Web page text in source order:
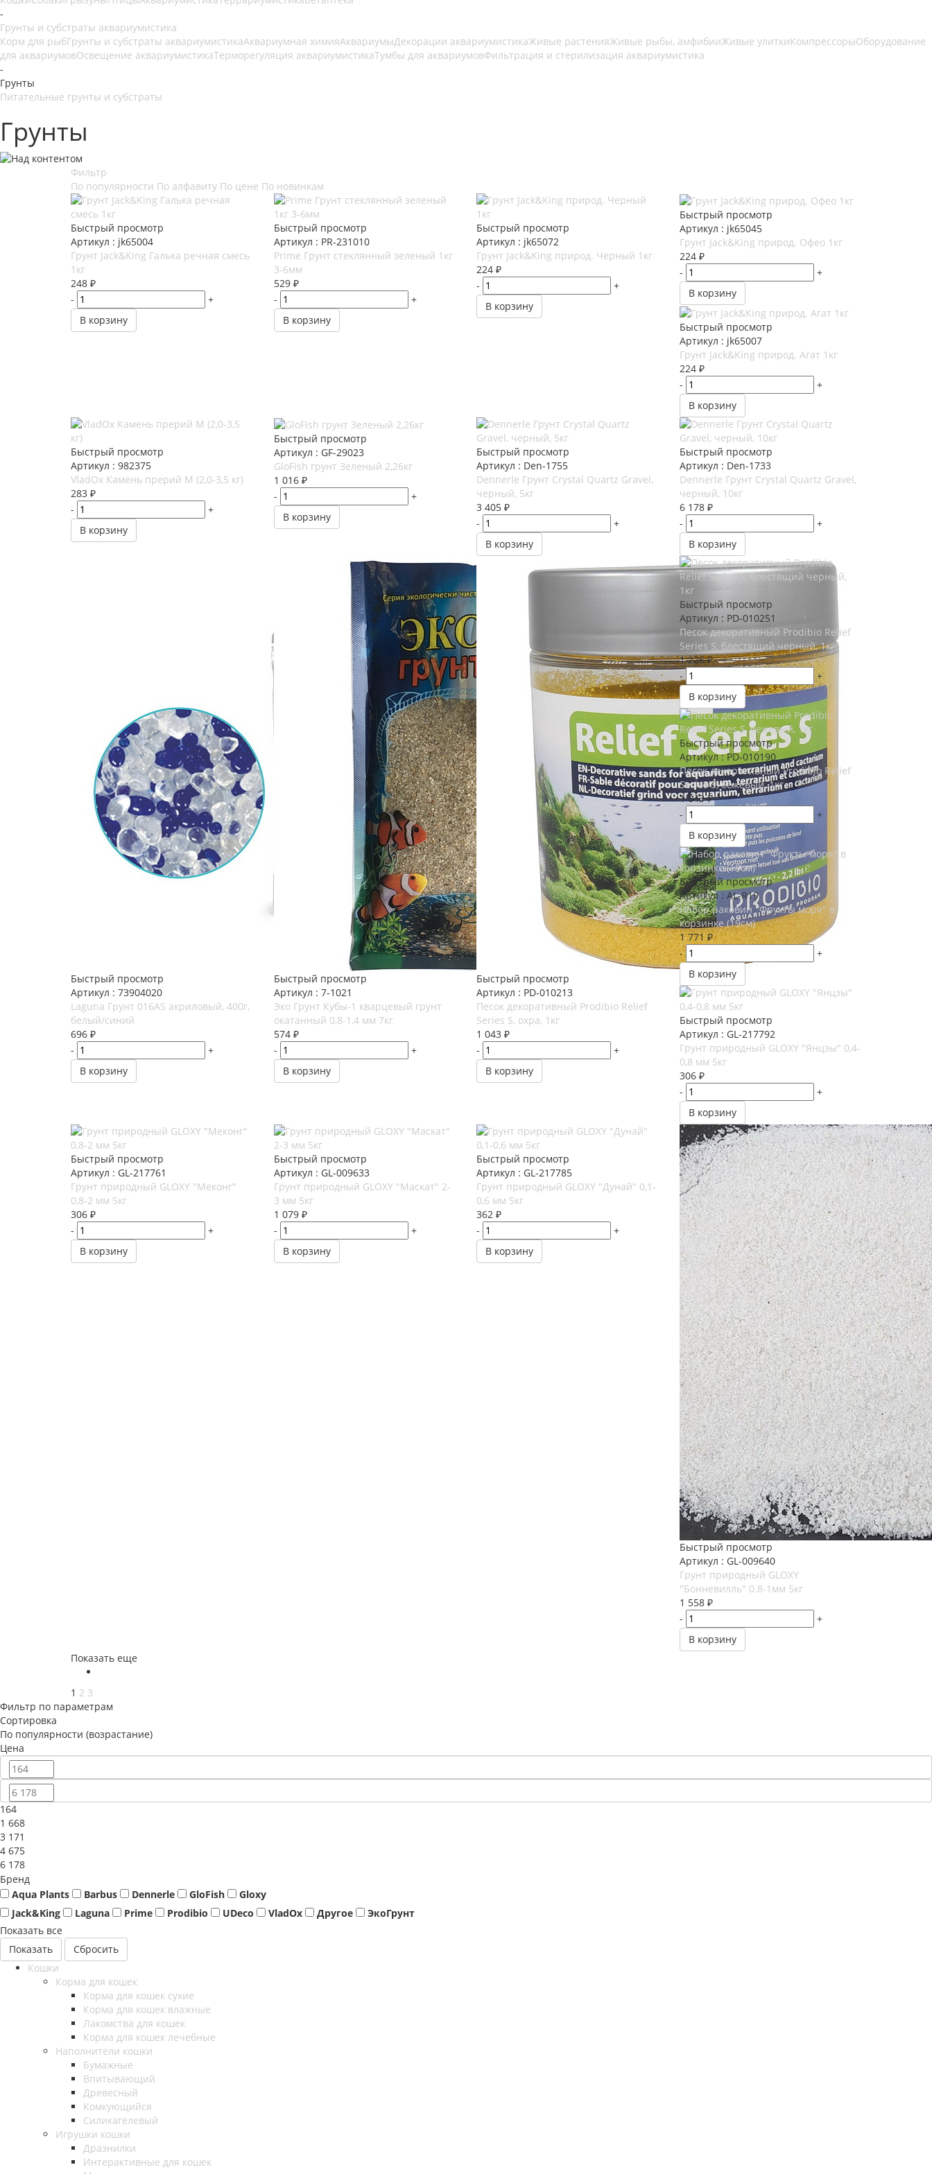
-
Грунты и субстраты аквариумистика
Корм для рыбГрунты и субстраты аквариумистикаАквариумная химияАквариумыДекорации аквариумистикаЖивые растенияЖивые рыбы, амфибииЖивые улиткиКомпрессорыОборудование
для аквариумовОсвещение аквариумистикаТерморегуляция аквариумистикаТумбы для аквариумовФильтрация и стерилизация аквариумистика
-
Грунты
Питательные грунты и субстраты
Грунты
Фильтр
По популярности По алфавиту По цене По новинкам
Быстрый просмотр
Артикул : jk65004
Грунт Jack&King Галька речная смесь
1кг
248 ₽
-
+
В корзину
Быстрый просмотр
Артикул : PR-231010
Prime Грунт стеклянный зеленый 1кг
3-6мм
529₽
-
+
В корзину
Быстрый просмотр
Артикул : jk65072
Грунт Jack&King природ. Черный 1кг
224 ₽
-
+
В корзину
Быстрый просмотр
Артикул : jk65045
Грунт Jack&King природ. Офео 1кг
224₽
-
+
В корзину
Быстрый просмотр
Артикул : jk65007
Грунт Jack&King природ. Агат 1кг
224₽
-
+
В корзину
Быстрый просмотр
Артикул : 982375
VladOx Камень прерий M (2,0-3,5 кг)
283 ₽
-
+
В корзину
Быстрый просмотр
Артикул : GF-29023
GloFish грунт Зеленый 2,26кг
1 016₽
-
+
В корзину
Быстрый просмотр
Артикул : Den-1755
Dennerle Грунт Crystal Quartz Gravel,
черный, 5кг
3 405 ₽
-
+
В корзину
Быстрый просмотр
Артикул : Den-1733
Dennerle Грунт Crystal Quartz Gravel,
черный, 10кг
6 178₽
-
+
В корзину
Быстрый просмотр
Артикул : 73904020
Laguna Грунт 016AS акриловый, 400г,
белый/синий
696 ₽
-
+
В корзину
Быстрый просмотр
Артикул : 7-1021
Эко Грунт Кубы-1 кварцевый грунт
окатанный 0,8-1,4 мм 7кг
574₽
-
+
В корзину
Быстрый просмотр
Артикул : PD-010213
Песок декоративный Prodibio Relief
Series S, охра, 1кг
1 043 ₽
-
+
В корзину
Быстрый просмотр
Артикул : PD-010251
Песок декоративный Prodibio Relief
Series S, блестящий черный, 1кг
1 225₽
-
+
В корзину
Быстрый просмотр
Артикул : PD-010190
Песок декоративный Prodibio Relief
Series S, бежевый, 1кг
1 043₽
-
+
В корзину
Быстрый просмотр
Артикул : AL-R19
Набор раковин "Фрукты моря" в
корзинке (19см)
1 771₽
-
+
В корзину
Быстрый просмотр
Артикул : GL-217792
Грунт природный GLOXY "Янцзы" 0,4-
0,8 мм 5кг
306₽
-
+
В корзину
Быстрый просмотр
Артикул : GL-217761
Грунт природный GLOXY "Меконг"
0,8-2 мм 5кг
306 ₽
-
+
В корзину
Быстрый просмотр
Артикул : GL-009633
Грунт природный GLOXY "Маскат" 2-
3 мм 5кг
1 079₽
-
+
В корзину
Быстрый просмотр
Артикул : GL-217785
Грунт природный GLOXY "Дунай" 0,1-
0,6 мм 5кг
362 ₽
-
+
В корзину
Быстрый просмотр
Артикул : GL-009640
Грунт природный GLOXY
"Бонневилль" 0.8-1мм 5кг
1 558₽
-
+
В корзину
Показать еще
1 2 3
Фильтр по параметрам
Сортировка
По популярности (возрастание)
Цена
164
1 668
3 171
4 675
6 178
Бренд
Aqua Plants
Barbus Dennerle GloFish
Gloxy
Jack&King
Laguna Prime Prodibio UDeco VladOx Другое
ЭкоГрунт
Показать все
Сбросить
Кошки
Корма для кошек
Корма для кошек сухие
Корма для кошек влажные
Лакомства для кошек
Корма для кошек лечебные
Наполнители кошки
Бумажные
Впитывающий
Древесный
Комкующийся
Силикагелевый
Игрушки кошки
Дразнилки
Интерактивные для кошек